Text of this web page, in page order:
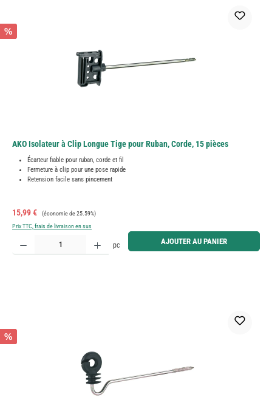
%
AKO Isolateur à Clip Longue Tige pour Ruban, Corde, 15 pièces
Écarteur fiable pour ruban, corde et fil
Fermeture à clip pour une pose rapide
Retension facile sans pincement
Prix de vente :
15,99 € Prix régulier :
(économie de 25.59%)
Prix TTC, frais de livraison en sus
Quantité de produit : Entrez la quantité souhaitée ou utilisez les boutons pour augmenter ou
pc AJOUTER AU PANIER
%